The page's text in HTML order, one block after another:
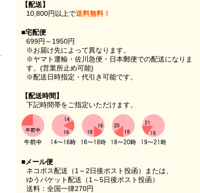
【配送】
10,800円以上で送料無料！
■宅配便
699円～1950円
※お届け先によって異なります。
※ヤマト運輸・佐川急便・日本郵便での配送になりま
す。(営業所止め可能)
※配送日時指定・代引き可能です。
【配送時間】
下記時間帯をご指定いただけます。
■メール便
ネコポス配送（1～2日後ポスト投函）または、
ゆうパケット配送（1～5日後ポスト投函）
送料：全国一律270円